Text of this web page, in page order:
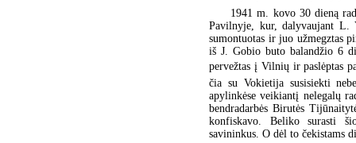
1941 m. kovo 30 dieną
Pavilnyje, kur, dalyvaujant L.
sumontuotas ir juo užmegztas
iš J. Gobio buto balandžio 6
pervežtas į Vilnių ir paslėptas
čia su Vokietija susisiekti
apylinkėse veikiantį nelegalų
bendradarbės Birutės
konfiskavo. Beliko surasti
savininkus. O dėl to čekistams